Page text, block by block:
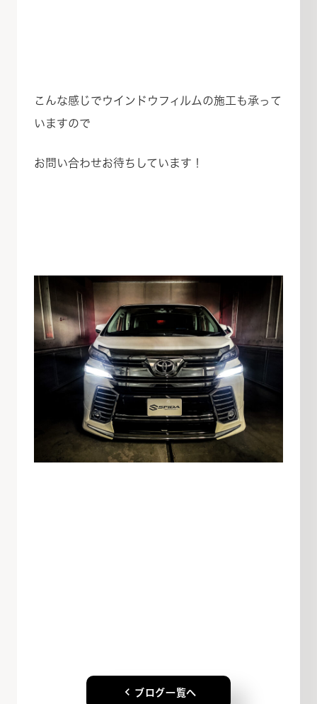
こんな感じでウインドウフィルムの施工も承って
いますので
お問い合わせお待ちしています！
keyboard_arrow_left ブログ一覧へ